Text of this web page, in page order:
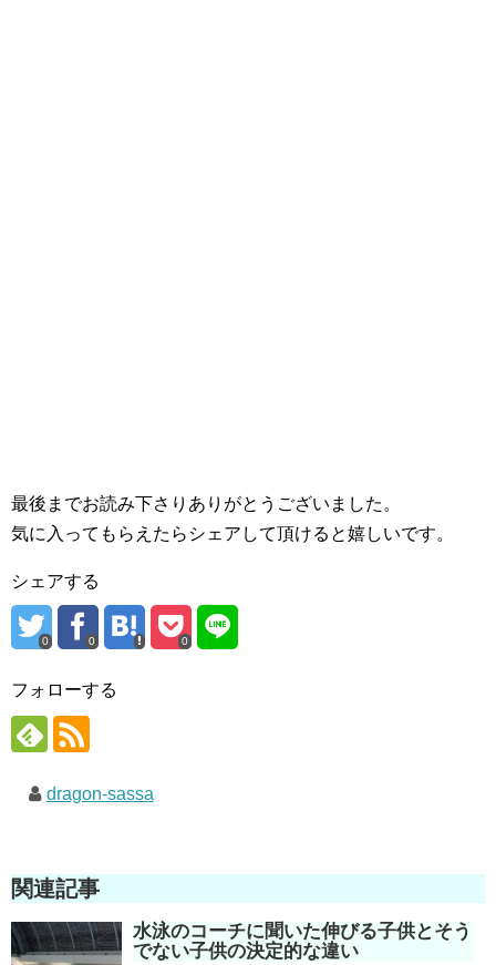
最後までお読み下さりありがとうございました。
気に入ってもらえたらシェアして頂けると嬉しいです。
シェアする
0 0 0
フォローする
dragon-sassa
関連記事
水泳のコーチに聞いた伸びる子供とそう
でない子供の決定的な違い